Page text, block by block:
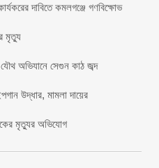
দাবিতে কমলগঞ্জে গণবিক্ষোভ
মৃত্যু
অভিযানে সেগুন কাঠ জব্দ
উদ্ধার, মামলা দায়ের
মৃত্যুর অভিযোগ